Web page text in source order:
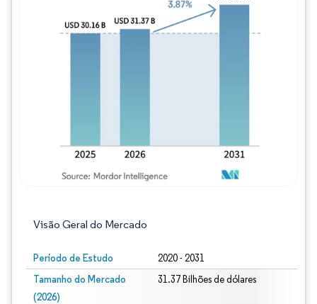
Visão Geral do Mercado
Período de Estudo 2020 - 2031
Tamanho do Mercado
(2026)
31.37 Bilhões de dólares